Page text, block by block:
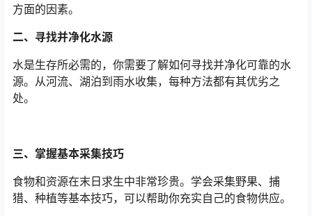
方面的因素。
二、寻找并净化水源
水是生存所必需的，你需要了解如何寻找并净化可靠的水
源。从河流、湖泊到雨水收集，每种方法都有其优劣之
处。
三、掌握基本采集技巧
食物和资源在末日求生中非常珍贵。学会采集野果、捕
猎、种植等基本技巧，可以帮助你充实自己的食物供应。